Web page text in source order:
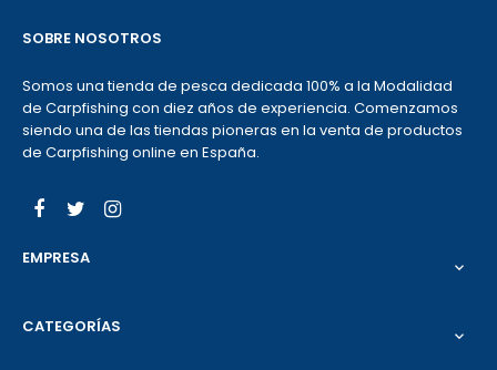
SOBRE NOSOTROS
Somos una tienda de pesca dedicada 100% a la Modalidad
de Carpfishing con diez años de experiencia. Comenzamos
siendo una de las tiendas pioneras en la venta de productos
de Carpfishing online en España.
Facebook
Twitter
EMPRESA 
CATEGORÍAS 